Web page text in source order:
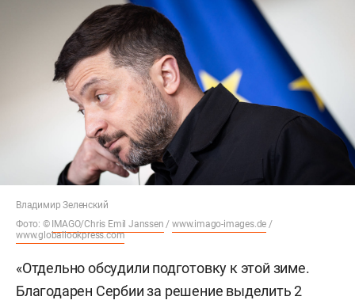
Владимир Зеленский
Фото: © IMAGO/Chris Emil Janssen /www.imago-images.de /
www.globallookpress.com
«Отдельно обсудили подготовку к этой зиме.
Благодарен Сербии за решение выделить 2